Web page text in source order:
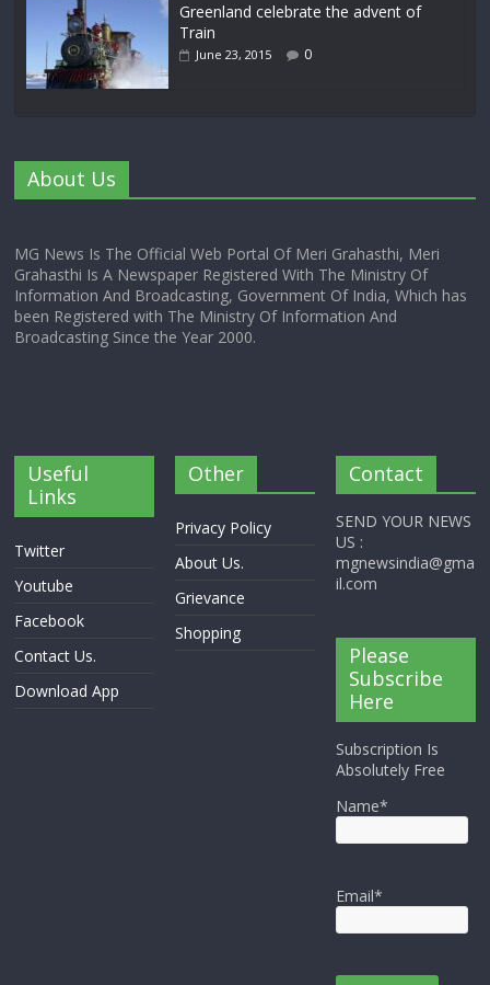
Greenland celebrate the advent of
Train
June 23, 2015 0
About Us
MG News Is The Official Web Portal Of Meri Grahasthi, Meri
Grahasthi Is A Newspaper Registered With The Ministry Of
Information And Broadcasting, Government Of India, Which has
been Registered with The Ministry Of Information And
Broadcasting Since the Year 2000.
Useful
Links
Twitter
Youtube
Facebook
Contact Us.
Download App
Other
Privacy Policy
About Us.
Grievance
Shopping
Contact
SEND YOUR NEWS
US :
mgnewsindia@gma
il.com
Please
Subscribe
Here
Subscription Is
Absolutely Free
Name*
Email*